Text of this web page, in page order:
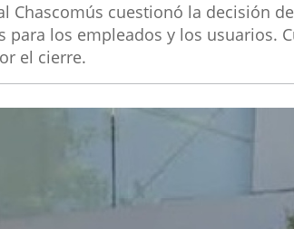
Chascomús cuestionó la decisión
para los empleados y los usuarios.
el cierre.